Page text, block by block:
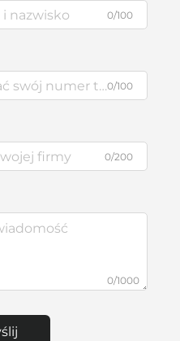
0/100
0/100
0/200
0/1000